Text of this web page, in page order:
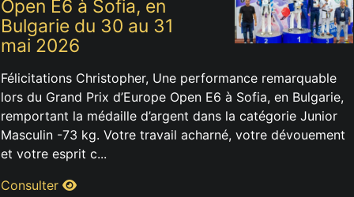
Open E6 à Sofia, en
Bulgarie du 30 au 31
mai 2026
Félicitations Christopher, Une performance remarquable
lors du Grand Prix d’Europe Open E6 à Sofia, en Bulgarie,
remportant la médaille d’argent dans la catégorie Junior
Masculin -73 kg. Votre travail acharné, votre dévouement
et votre esprit c...
Consulter